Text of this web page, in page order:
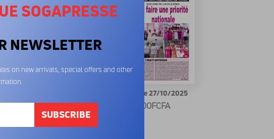
600FCFA
La Loupe 27/10/2025
600FCFA
SOGAPRESSE
NEWSLETTER
on new arrivals, special offers and other
SUBSCRIBE